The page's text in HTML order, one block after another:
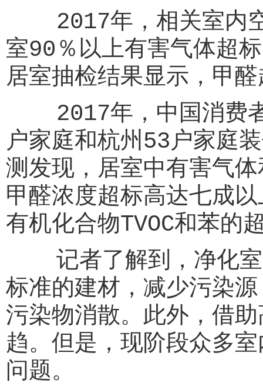
2017年，相关室内空
室90％以上有害气体超
居室抽检结果显示，甲
2017年，中国消费者
户家庭和杭州53户家庭
测发现，居室中有害气
甲醛浓度超标高达七成
有机化合物TVOC和苯的
记者了解到，净化室
标准的建材，减少污染
污染物消散。此外，借
趋。但是，现阶段众多
问题。